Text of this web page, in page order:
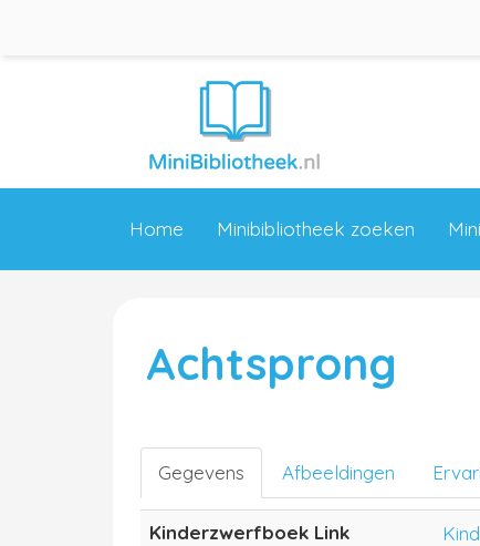
Home Minibibliotheek zoeken
Achtsprong
Gegevens Afbeeldingen
Kinderzwerfboek Link